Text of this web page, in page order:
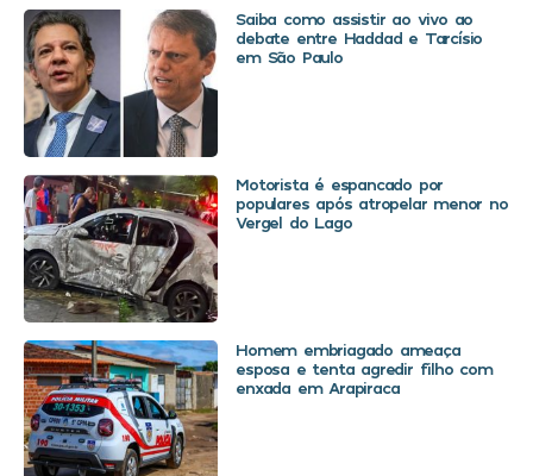
Saiba como assistir ao vivo ao
debate entre Haddad e Tarcísio
em São Paulo
Motorista é espancado por
populares após atropelar menor no
Vergel do Lago
Homem embriagado ameaça
esposa e tenta agredir filho com
enxada em Arapiraca